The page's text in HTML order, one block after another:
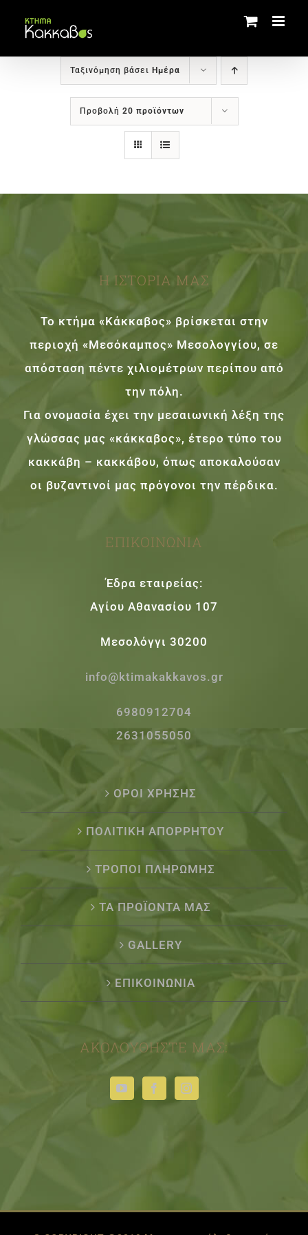
περιεχόμενο
Ταξινόμηση βάσει Ημέρα
Προβολή 20 προϊόντων
Η ΙΣΤΟΡΙΑ ΜΑΣ
Το κτήμα «Κάκκαβος» βρίσκεται στην
περιοχή «Μεσόκαμπος» Μεσολογγίου, σε
απόσταση πέντε χιλιομέτρων περίπου από
την πόλη.
Για ονομασία έχει την μεσαιωνική λέξη της
γλώσσας μας «κάκκαβος», έτερο τύπο του
κακκάβη – κακκάβου, όπως αποκαλούσαν
οι βυζαντινοί μας πρόγονοι την πέρδικα.
ΕΠΙΚΟΙΝΩΝΊΑ
Έδρα εταιρείας:
Αγίου Αθανασίου 107
Μεσολόγγι 30200
info@ktimakakkavos.gr
6980912704
2631055050
ΟΡΟΙ ΧΡΗΣΗΣ
ΠΟΛΙΤΙΚΗ ΑΠΟΡΡΗΤΟΥ
ΤΡΟΠΟΙ ΠΛΗΡΩΜΗΣ
ΤΑ ΠΡΟΪΟΝΤΑ ΜΑΣ
GALLERY
ΕΠΙΚΟΙΝΩΝΙΑ
ΑΚΟΛΟΥΘΉΣΤΕ ΜΑΣ: